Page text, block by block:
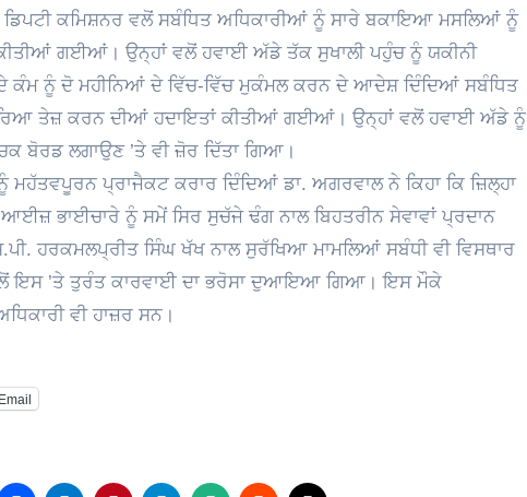
ਕਮਿਸ਼ਨਰ ਵਲੋਂ ਸਬੰਧਿਤ ਅਧਿਕਾਰੀਆਂ ਨੂੰ ਸਾਰੇ ਬਕਾਇਆ ਮਸਲਿਆਂ ਨੂੰ
ਗਈਆਂ। ਉਨ੍ਹਾਂ ਵਲੋਂ ਹਵਾਈ ਅੱਡੇ ਤੱਕ ਸੁਖਾਲੀ ਪਹੁੰਚ ਨੂੰ ਯਕੀਨੀ
ਕੰਮ ਨੂੰ ਦੋ ਮਹੀਨਿਆਂ ਦੇ ਵਿੱਚ-ਵਿੱਚ ਮੁਕੰਮਲ ਕਰਨ ਦੇ ਆਦੇਸ਼ ਦਿੰਦਿਆਂ ਸਬੰਧਿਤ
ਤੇਜ਼ ਕਰਨ ਦੀਆਂ ਹਦਾਇਤਾਂ ਕੀਤੀਆਂ ਗਈਆਂ। ਉਨ੍ਹਾਂ ਵਲੋਂ ਹਵਾਈ ਅੱਡੇ ਨੂੰ
ਬੋਰਡ ਲਗਾਉਣ ’ਤੇ ਵੀ ਜ਼ੋਰ ਦਿੱਤਾ ਗਿਆ।
ਪ੍ਰਾਜੈਕਟ ਕਰਾਰ ਦਿੰਦਿਆਂ ਡਾ. ਅਗਰਵਾਲ ਨੇ ਕਿਹਾ ਕਿ ਜ਼ਿਲ੍ਹਾ
ਭਾਈਚਾਰੇ ਨੂੰ ਸਮੇਂ ਸਿਰ ਸੁਚੱਜੇ ਢੰਗ ਨਾਲ ਬਿਹਤਰੀਨ ਸੇਵਾਵਾਂ ਪ੍ਰਦਾਨ
ਹਰਕਮਲਪ੍ਰੀਤ ਸਿੰਘ ਖੱਖ ਨਾਲ ਸੁਰੱਖਿਆ ਮਾਮਲਿਆਂ ਸਬੰਧੀ ਵੀ ਵਿਸਥਾਰ
ਵਲੋਂ ਇਸ ’ਤੇ ਤੁਰੰਤ ਕਾਰਵਾਈ ਦਾ ਭਰੋਸਾ ਦੁਆਇਆ ਗਿਆ। ਇਸ ਮੌਕੇ
ਵੀ ਹਾਜ਼ਰ ਸਨ।
Email